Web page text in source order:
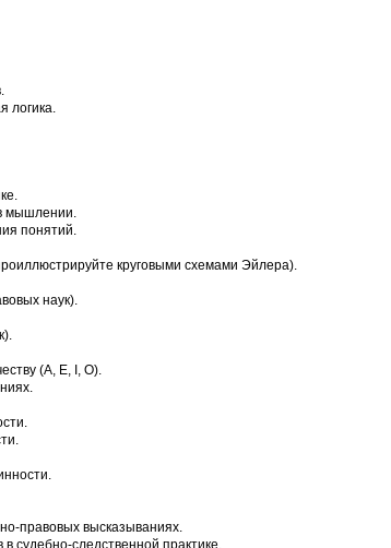
логика.
мышлении.
понятий.
круговыми схемами Эйлера).
наук).
(A, E, I, O).
правовых высказываниях.
судебно-следственной практике.